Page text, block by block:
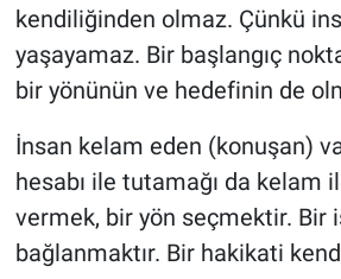
kendiliğinden olmaz. Çünkü
yaşayamaz. Bir başlangıç
bir yönünün ve hedefinin de
İnsan kelam eden (konuşan)
hesabı ile tutamağı da kelam
vermek, bir yön seçmektir. Bir
bağlanmaktır. Bir hakikati